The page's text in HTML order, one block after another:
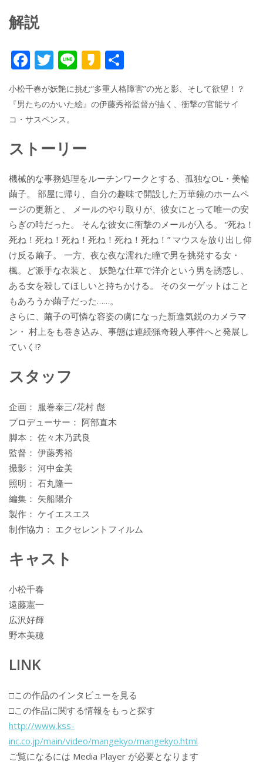
解説
F
ac
e
b
o
k
T
w
itt
er
Li
n
e
K
a
k
a
有
小松千春が妖艶に挑む“多重人格障害”の光と影、そして欲望！？
『男たちのかいた絵』の伊藤秀裕監督が描く、衝撃の官能サイ
コ・サスペンス。
ストーリー
機械的な事務処理をルーチンワークとする、孤独なOL・美輪
繭子。 部屋に帰り、自分の趣味で開設した万華鏡のホームペ
ージの更新と、 メールのやり取りが、彼女にとって唯一の安
らぎの時だった。 そんな彼女に衝撃のメールが入る。 “死ね！
死ね！死ね！死ね！死ね！死ね！死ね！” マウスを放り出し仰
け反る繭子。 一方、夜な夜な濡れた瞳で男を挑発する女・
楓。ど派手な衣装と、 妖艶な仕草で洋介という男を誘惑し、
ある女を殺してほしいと持ちかける。 そのターゲットはこと
もあろうか繭子だった……。
さらに、繭子の可憐な容姿の虜になった新進気鋭のカメラマ
ン・ 村上をも巻き込み、事態は連続猟奇殺人事件へと発展し
ていく!?
スタッフ
企画： 服巻泰三/花村 彪
プロデューサー： 阿部直木
脚本： 佐々木乃武良
監督： 伊藤秀裕
撮影： 河中金美
照明： 石丸隆一
編集： 矢船陽介
製作： ケイエスエス
制作協力： エクセレントフィルム
キャスト
小松千春
遠藤憲一
広沢好輝
野本美穂
LINK
□この作品のインタビューを見る
□この作品に関する情報をもっと探す
http://www.kss-
inc.co.jp/main/video/mangekyo/mangekyo.html
ご覧になるには Media Player が必要となります